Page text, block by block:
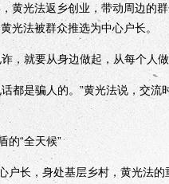
法返乡创业，带动周边的群
光法被群众推选为中心户长。
就要从身边做起，从每个人做
是骗人的。”黄光法说，交流时
“全天候”
长，身处基层乡村，黄光法的